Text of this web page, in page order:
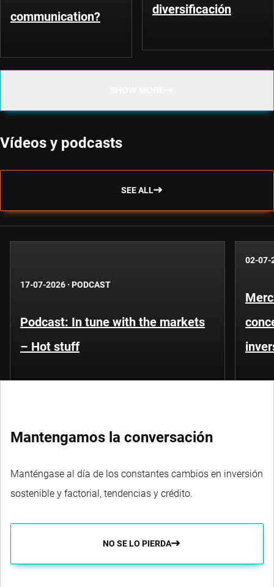
communication?
diversificación
Vídeos y podcasts
SEE ALL
17-07-2026 · PODCAST
Podcast: In tune with the markets
– Hot stuff
02-07-
Mantengamos la conversación
Manténgase al día de los constantes cambios en inversión
sostenible y factorial, tendencias y crédito.
NO SE LO PIERDA